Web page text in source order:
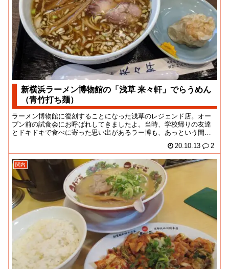
新横浜ラーメン博物館の「浅草 来々軒」でらうめん
（青竹打ち麺）
ラーメン博物館に復刻することになった浅草のレジェンド店。オー
プン前の試食会にお呼ばれしてきましたよ。当時、学校帰りの友達
とドキドキで食べに寄った思い出があるラー博も、あっという間に
20.10.13 2
関内